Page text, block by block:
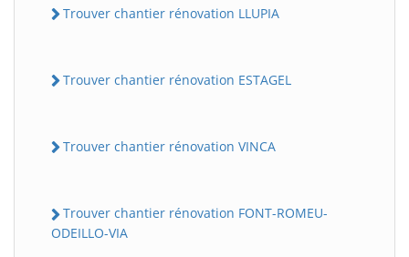
Trouver chantier rénovation LLUPIA
Trouver chantier rénovation ESTAGEL
Trouver chantier rénovation VINCA
Trouver chantier rénovation FONT-ROMEU-
ODEILLO-VIA